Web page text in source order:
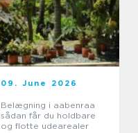
09. June 2026
Belægning i aabenraa
sådan får du holdbare
og flotte udearealer